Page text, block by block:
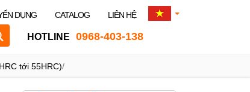
DỤNG CATALOG LIÊN HỆ
HOTLINE 0968-403-138
tới 55HRC)/